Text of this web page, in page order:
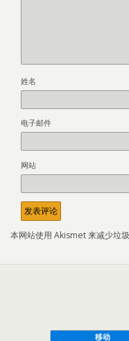
姓名
电子邮件
网站
本网站使用 Akismet 来减少垃
移动